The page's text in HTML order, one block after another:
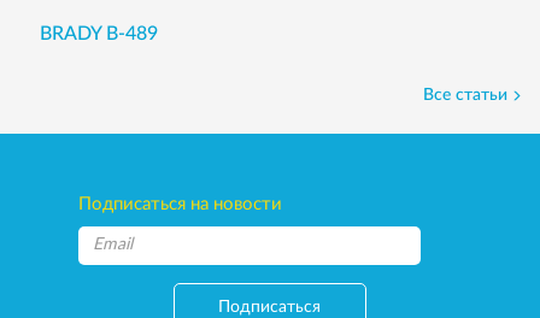
BRADY B-489
Все статьи
Подписаться на новости
Подписаться